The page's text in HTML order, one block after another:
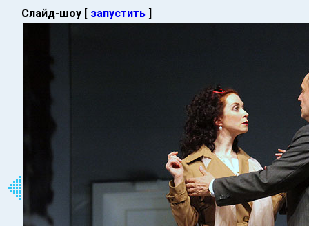
Слайд-шоу [ запустить ]